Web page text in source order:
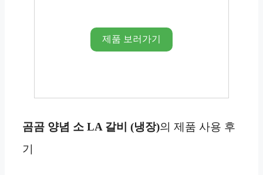
제품 보러가기
곰곰 양념 소 LA 갈비 (냉장)의 제품 사용 후
기